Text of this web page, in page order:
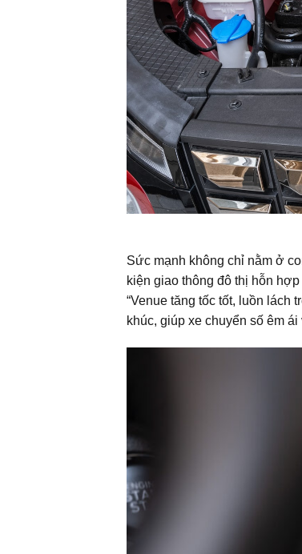
Sức mạnh không chỉ nằm ở
kiện giao thông đô thị hỗn
“Venue tăng tốc tốt, luồn lách
khúc, giúp xe chuyển số êm